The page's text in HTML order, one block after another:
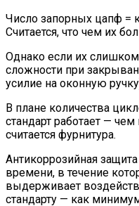
Число запорных цапф =
Считается, что чем их
Однако если их
сложности при
усилие на оконную
В плане количества
стандарт работает —
считается фурнитура.
Антикоррозийная
времени, в течение
выдерживает
стандарту — как